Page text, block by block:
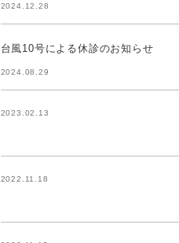
2024.12.28
台風10号による休診のお知らせ
2024.08.29
2023.02.13
2022.11.18